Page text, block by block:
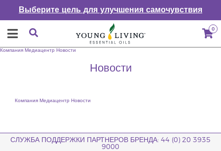
Выберите цель для улучшения самочувствия
0
Новости
Компания Медиацентр Новости
Компания Медиацентр Новости
СЛУЖБА ПОДДЕРЖКИ ПАРТНЕРОВ БРЕНДА: 44 (0) 20 3935
9000